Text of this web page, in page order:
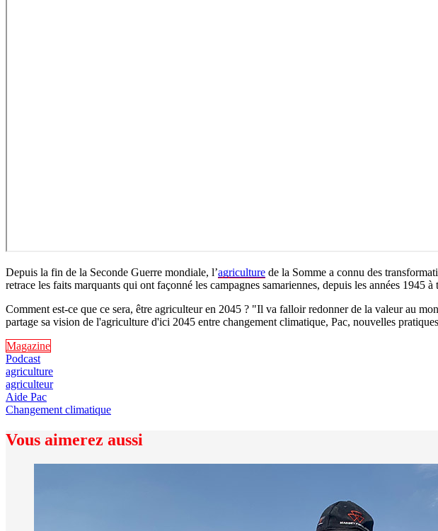
Depuis la fin de la Seconde Guerre mondiale, l’agriculture de la Somme a connu des
retrace les faits marquants qui ont façonné les campagnes samariennes, depuis les années 1945
Comment est-ce que ce sera, être agriculteur en 2045 ? "Il va falloir redonner de la valeur au
partage sa vision de l'agriculture d'ici 2045 entre changement climatique, Pac, nouvelles
Magazine
Podcast
agriculture
agriculteur
Aide Pac
Changement climatique
Vous aimerez aussi